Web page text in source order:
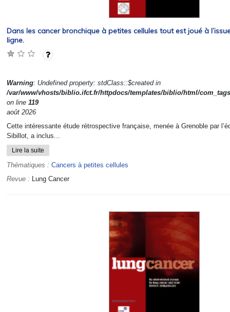
Dans les cancer bronchique à petites cellules tout est joué à
ligne.
Warning: Undefined property: stdClass::$created in
/var/www/vhosts/biblio.ifct.fr/httpdocs/templates/biblio/html/
on line 119
août 2026
Cette intéressante étude rétrospective française, menée à Grenoble par
Sibillot, a inclus...
Lire la suite
Thématiques : Cancers à petites cellules
Revue : Lung Cancer